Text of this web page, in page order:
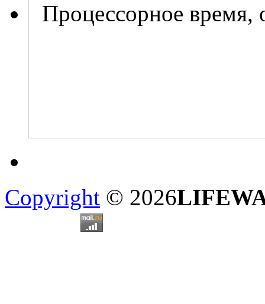
Процессорное время,
Copyright © 2026